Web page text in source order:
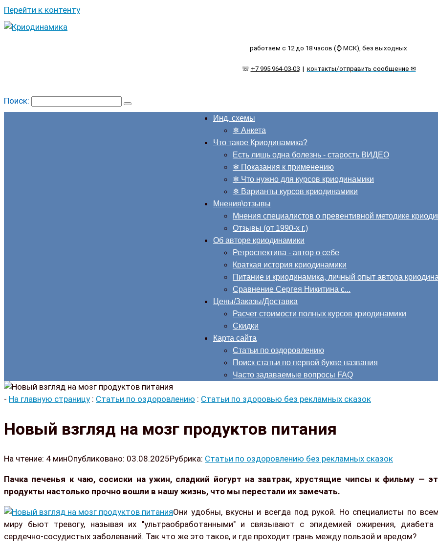
Перейти к контенту
работаем с 12 до 18 часов (⌚ МСК), без выходных
☏ +7 995 964-03-03| контакты/отправить сообщение ✉
Поиск:
Инд. схемы
❄ Анкета
Что такое Криодинамика?
Есть лишь одна болезнь - старость ВИДЕО
❄ Показания к применению
❄ Что нужно для курсов криодинамики
❄ Варианты курсов криодинамики
Мнения\отзывы
Мнения специалистов о превентивной методике
Отзывы (от 1990-х г.)
Об авторе криодинамики
Ретроспектива - автор о себе
Краткая история криодинамики
Питание и криодинамика, личный опыт автора
Сравнение Сергея Никитина с...
Цены/Заказы/Доставка
Расчет стоимости полных курсов криодинамики
Скидки
Карта сайта
Статьи по оздоровлению
Поиск статьи по первой букве названия
Часто задаваемые вопросы FAQ
- На главную страницу : Статьи по оздоровлению : Статьи по здоровью без рекламных сказок
Новый взгляд на мозг продуктов питания
На чтение: 4 минОпубликовано: 03.08.2025Рубрика: Статьи по оздоровлению без рекламных сказок
Пачка печенья к чаю, сосиски на ужин, сладкий йогурт на завтрак, хрустящие чипсы к фильму —
продукты настолько прочно вошли в нашу жизнь, что мы перестали их замечать.
Они удобны, вкусны и всегда под рукой. Но специалисты по
миру бьют тревогу, называя их "ультраобработанными" и связывают с эпидемией ожирения, диабета
сердечно-сосудистых заболеваний. Так что же это такое, и где проходит грань между пользой и вредом?